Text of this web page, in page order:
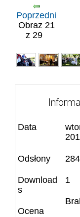
Poprzedni
Obraz 21
z 29
Data
Odsłony
Download
s
1
Ocena